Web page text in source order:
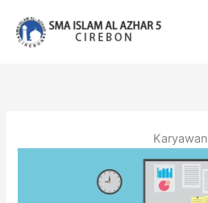
konten
Karyawan